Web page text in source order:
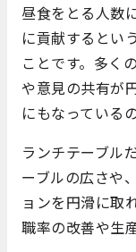
昼食をとる人数
に貢献するとい
ことです。多く
や意見の共有が
にもなっている
ランチテーブル
ーブルの広さや
ョンを円滑に取
職率の改善や生